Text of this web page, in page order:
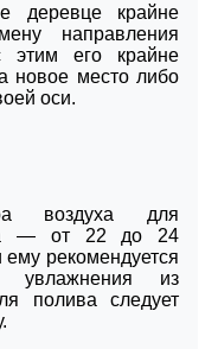
деревце крайне
направления
этим его крайне
новое место либо
оси.
воздуха для
— от 22 до 24
рекомендуется
увлажнения из
полива следует